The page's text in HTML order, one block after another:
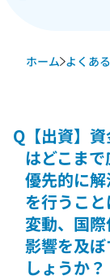
ホーム よくあ
Q 【出資】
はどこま
優先的に
を行うこ
変動、国
影響を及
しょうか？